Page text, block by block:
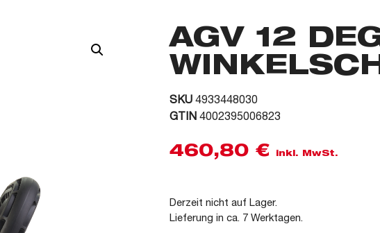
AGV 12
SKU 4933448030
GTIN 4002395006823
460,80 € inkl. MwSt.
Derzeit nicht auf Lager.
Lieferung in ca. 7 Werktagen.